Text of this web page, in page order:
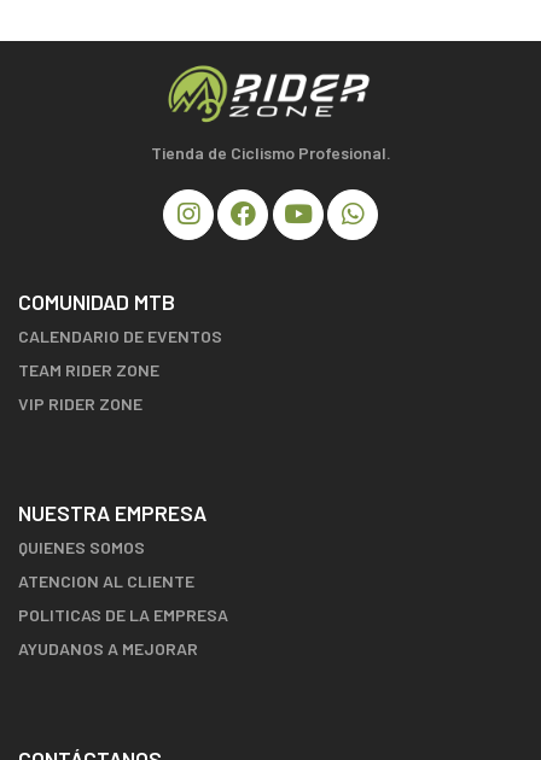
Tienda de Ciclismo Profesional.
COMUNIDAD MTB
CALENDARIO DE EVENTOS
TEAM RIDER ZONE
VIP RIDER ZONE
NUESTRA EMPRESA
QUIENES SOMOS
ATENCION AL CLIENTE
POLITICAS DE LA EMPRESA
AYUDANOS A MEJORAR